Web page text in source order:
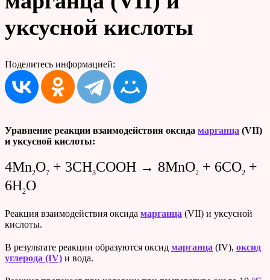
уксусной кислоты
Поделитесь информацией:
Уравнение реакции взаимодействия оксида марганца (VII)
и уксусной кислоты:
4Mn2O7 + 3CH3COOH → 8MnO2 + 6CO2 +
6H2O
Реакция взаимодействия оксида марганца (VII) и уксусной
кислоты.
В результате реакции образуются оксид марганца (IV), оксид
углерода (IV) и вода.